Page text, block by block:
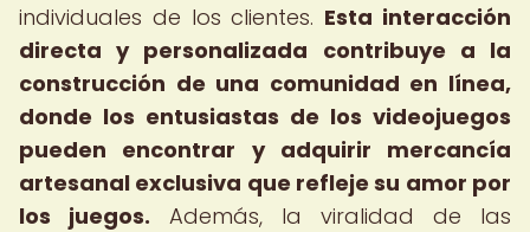
individuales de los clientes. Esta interacción
directa y personalizada contribuye a la
construcción de una comunidad en línea,
donde los entusiastas de los videojuegos
pueden encontrar y adquirir mercancía
artesanal exclusiva que refleje su amor por
los juegos. Además, la viralidad de las